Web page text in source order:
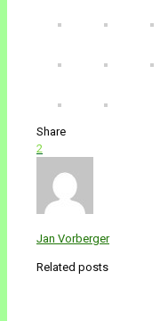
Share
2
Jan Vorberger
Related posts